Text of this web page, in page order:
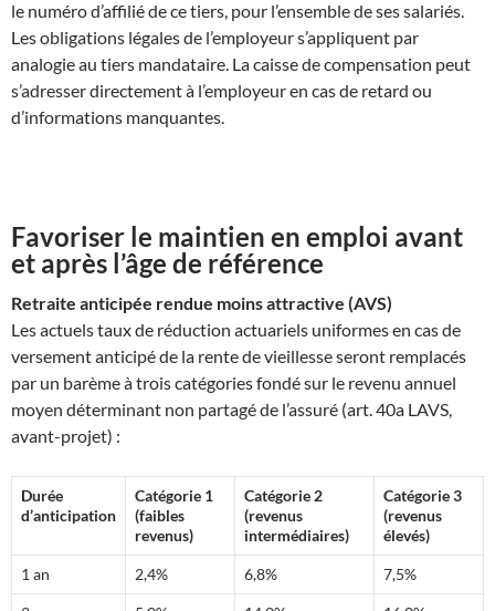
le numéro d’affilié de ce tiers, pour l’ensemble de ses salariés.
Les obligations légales de l’employeur s’appliquent par
analogie au tiers mandataire. La caisse de compensation peut
s’adresser directement à l’employeur en cas de retard ou
d’informations manquantes.
Favoriser le maintien en emploi avant
et après l’âge de référence
Retraite anticipée rendue moins attractive (AVS)
Les actuels taux de réduction actuariels uniformes en cas de
versement anticipé de la rente de vieillesse seront remplacés
par un barème à trois catégories fondé sur le revenu annuel
moyen déterminant non partagé de l’assuré (art. 40a LAVS,
avant-projet) :
Durée
d’anticipation
Catégorie 1
(faibles
revenus)
Catégorie 2
(revenus
intermédiaires)
Catégorie 3
(revenus
élevés)
1 an 2,4% 6,8% 7,5%